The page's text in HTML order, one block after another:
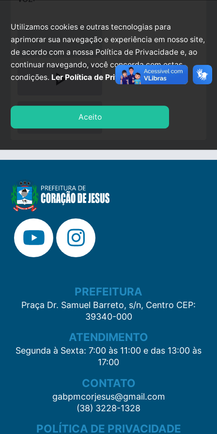
play_arrow
PREFEITURA
Praça Dr. Samuel Barreto, s/n, Centro CEP:
39340-000
ATENDIMENTO
Segunda à Sexta: 7:00 às 11:00 e das 13:00 às
17:00
CONTATO
gabpmcorjesus@gmail.com
(38) 3228-1328
POLÍTICA DE PRIVACIDADE
Utilizamos cookies e outras tecnologias para
aprimorar sua navegação e experiência em nosso site,
de acordo com a nossa Política de Privacidade e, ao
continuar navegando, você concorda com estas
condições. Ler Política de Privacidade.
Aceito